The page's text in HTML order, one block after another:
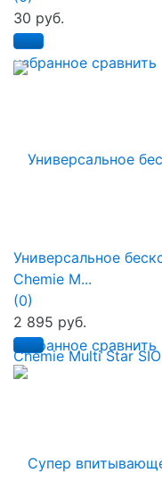
избранное сравнить
30 руб.
избранное сравнить
Универсальное
Chemie M...
(0)
2 895 руб.